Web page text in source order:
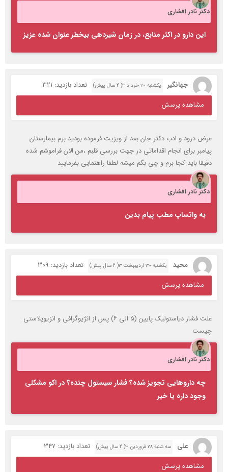
دکتر نادر افشاری
این دارو در اکثر منابع، در زمان شیردهی بیخطر عنوان شده عزیز
جهانگیر یکشنبه ۲۰ خرداد ۳( 2 سال پیش)
تعداد بازدید: 321
مشاهده پرسش
عرض درود و ادب دکتر جان بعد از ویزیت فرموده بودید برم بیمارستان
پیامبر برای انجام اقداماتی در جهت بررسی قلبم ،من الان فراموشم شده
دقیقا باید کجا برم و چی بگم میشه لطفا راهنمایی بفرمایید
دکتر نادر افشاری
به واتساپ مطب پیام بدین
محید یکشنبه ۳۰ اردیبهشت ۳( 2 سال پیش)
تعداد بازدید: 309
مشاهده پرسش
علت فشار دیاستولیک پایین (۵ الی ۶) پس از انژیوگرافی و انزیوپلاستی
چیست
دکتر نادر افشاری
چه داروهایی تجویز شده؟ فشار سیستول چنده؟ در اکو مشکلی
وجود داره یا خیر
علی سه شنبه ۲۸ فروردین ۳( 2 سال پیش)
تعداد بازدید: 347
مشاهده پرسش